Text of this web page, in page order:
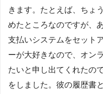
きます。たとえば、ちょ
めたところなのですが、
支払いシステムをセット
ーが大好きなので、オン
たいと申し出てくれたの
をしました。彼の履歴書